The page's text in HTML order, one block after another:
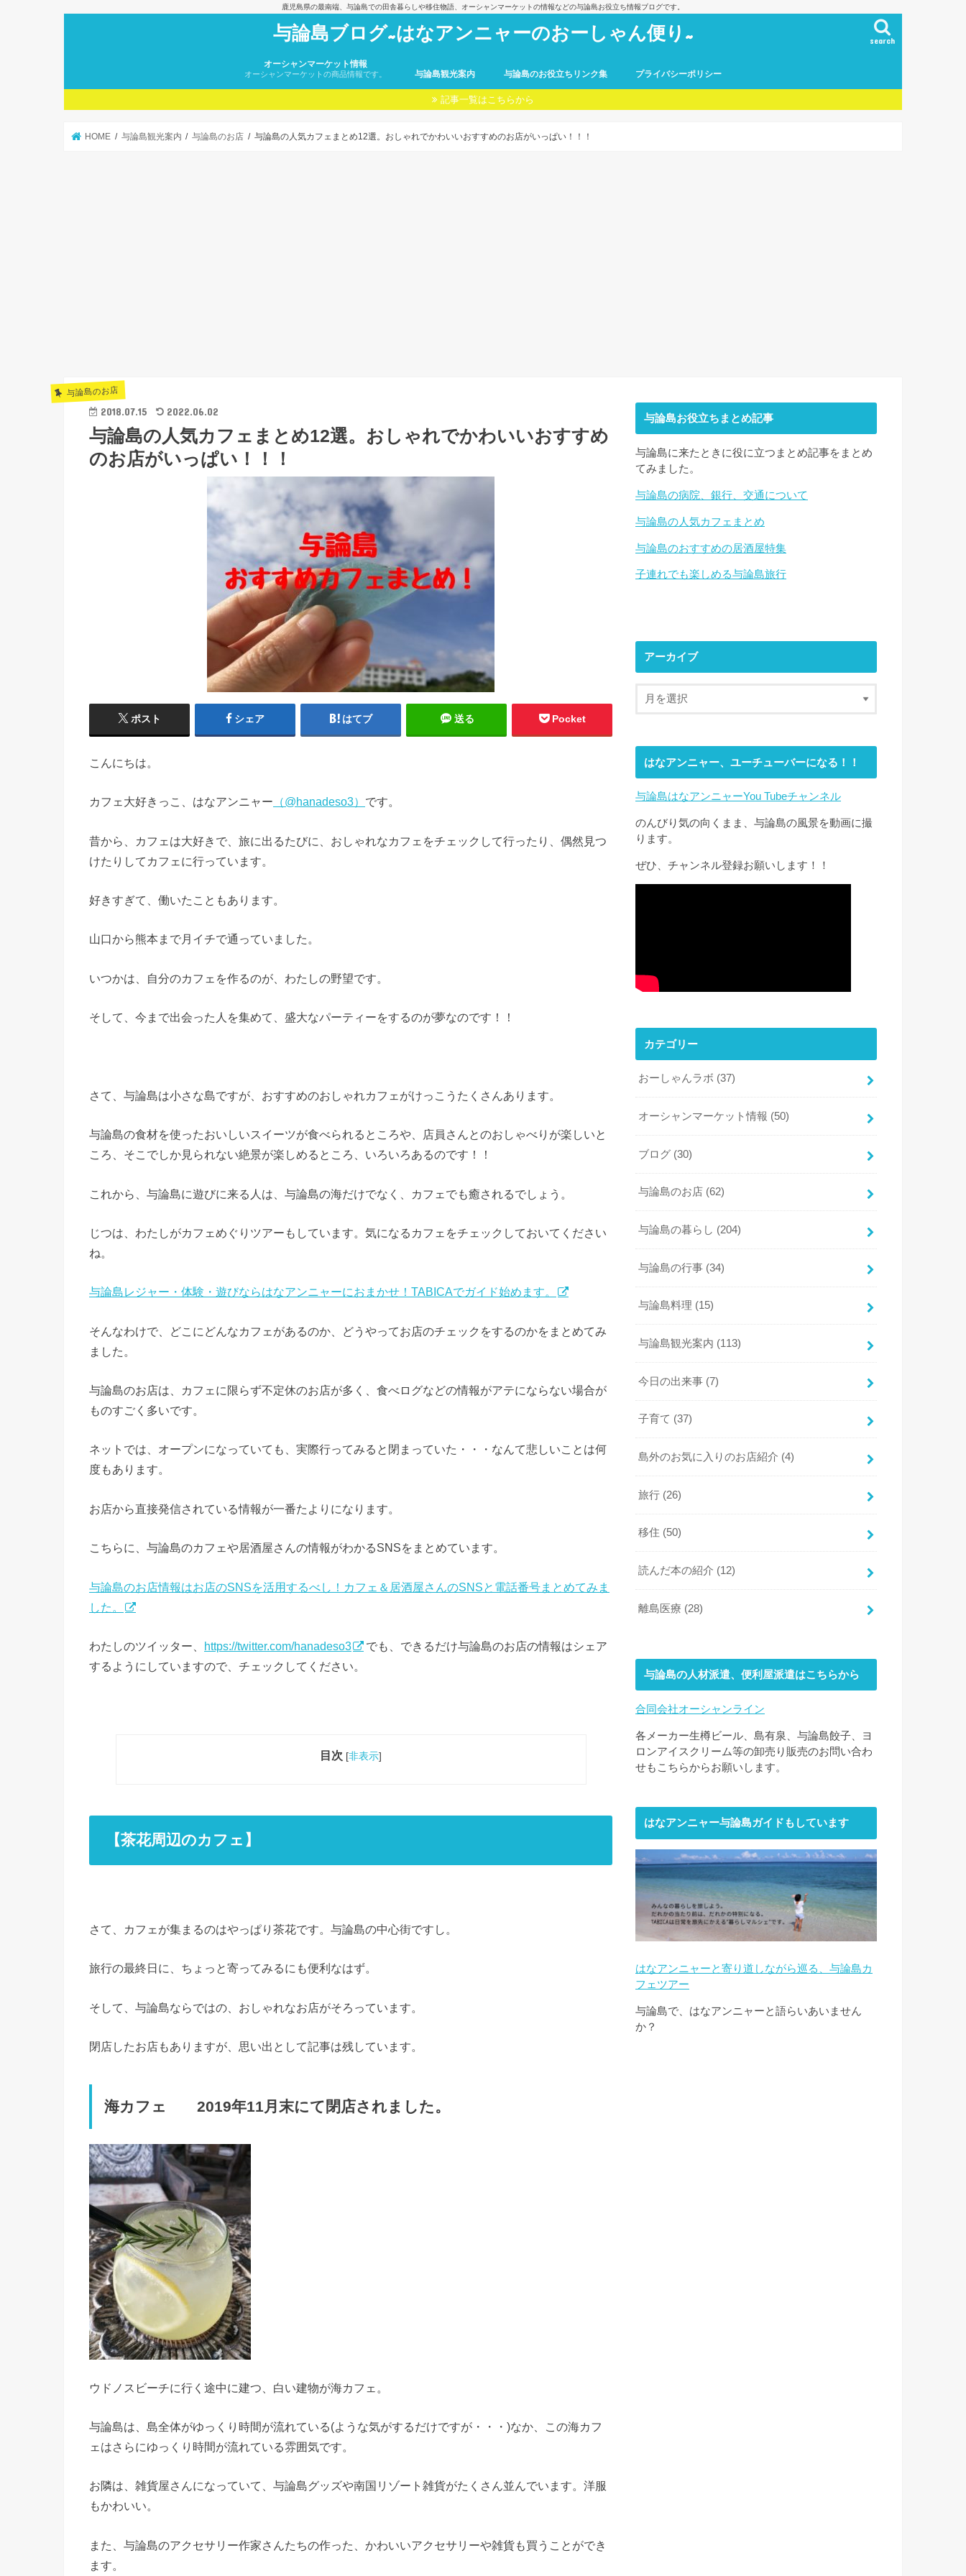
鹿児島県の最南端、与論島での田舎暮らしや移住物語、オーシャンマーケットの情報などの与論島お役立ち情報ブログです。
与論島ブログ~はなアンニャーのおーしゃん便り~ search
オーシャンマーケット情報
オーシャンマーケットの商品情報です。 与論島観光案内 与論島のお役立ちリンク集 プライバシーポリシー
記事一覧はこちらから
HOME 与論島観光案内 与論島のお店 与論島の人気カフェまとめ12選。おしゃれでかわいいおすすめのお店がいっぱい！！！
与論島のお店
2018.07.15 2022.06.02
与論島の人気カフェまとめ12選。おしゃれでかわいいおすすめ
のお店がいっぱい！！！
ポスト シェア はてブ 送る Pocket
こんにちは。
カフェ大好きっこ、はなアンニャー （@hanadeso3） です。
昔から、カフェは大好きで、旅に出るたびに、おしゃれなカフェをチェックして行ったり、偶然見つ
けたりしてカフェに行っています。
好きすぎて、働いたこともあります。
山口から熊本まで月イチで通っていました。
いつかは、自分のカフェを作るのが、わたしの野望です。
そして、今まで出会った人を集めて、盛大なパーティーをするのが夢なのです！！
さて、与論島は小さな島ですが、おすすめのおしゃれカフェがけっこうたくさんあります。
与論島の食材を使ったおいしいスイーツが食べられるところや、店員さんとのおしゃべりが楽しいと
ころ、そこでしか見られない絶景が楽しめるところ、いろいろあるのです！！
これから、与論島に遊びに来る人は、与論島の海だけでなく、カフェでも癒されるでしょう。
じつは、わたしがカフェめぐりツアーもしています。気になるカフェをチェックしておいてください
ね。
与論島レジャー・体験・遊びならはなアンニャーにおまかせ！TABICAでガイド始めます。
そんなわけで、どこにどんなカフェがあるのか、どうやってお店のチェックをするのかをまとめてみ
ました。
与論島のお店は、カフェに限らず不定休のお店が多く、食べログなどの情報がアテにならない場合が
ものすごく多いです。
ネットでは、オープンになっていても、実際行ってみると閉まっていた・・・なんて悲しいことは何
度もあります。
お店から直接発信されている情報が一番たよりになります。
こちらに、与論島のカフェや居酒屋さんの情報がわかるSNSをまとめています。
与論島のお店情報はお店のSNSを活用するべし！カフェ＆居酒屋さんのSNSと電話番号まとめてみま
した。
わたしのツイッター、 https://twitter.com/hanadeso3
でも、できるだけ与論島のお店の情報はシェア
するようにしていますので、チェックしてください。
目次 [非表示]
【茶花周辺のカフェ】
さて、カフェが集まるのはやっぱり茶花です。与論島の中心街ですし。
旅行の最終日に、ちょっと寄ってみるにも便利なはず。
そして、与論島ならではの、おしゃれなお店がそろっています。
閉店したお店もありますが、思い出として記事は残しています。
海カフェ 2019年11月末にて閉店されました。
ウドノスビーチに行く途中に建つ、白い建物が海カフェ。
与論島は、島全体がゆっくり時間が流れている(ような気がするだけですが・・・)なか、この海カフ
ェはさらにゆっくり時間が流れている雰囲気です。
お隣は、雑貨屋さんになっていて、与論島グッズや南国リゾート雑貨がたくさん並んでいます。洋服
もかわいい。
また、与論島のアクセサリー作家さんたちの作った、かわいいアクセサリーや雑貨も買うことができ
ます。
与論島お役立ちまとめ記事
与論島に来たときに役に立つまとめ記事をまとめ
てみました。
与論島の病院、銀行、交通について
与論島の人気カフェまとめ
与論島のおすすめの居酒屋特集
子連れでも楽しめる与論島旅行
アーカイブ
はなアンニャー、ユーチューバーになる！！
与論島はなアンニャーYou Tubeチャンネル
のんびり気の向くまま、与論島の風景を動画に撮
ります。
ぜひ、チャンネル登録お願いします！！
カテゴリー
おーしゃんラボ (37)
オーシャンマーケット情報 (50)
ブログ (30)
与論島のお店 (62)
与論島の暮らし (204)
与論島の行事 (34)
与論島料理 (15)
与論島観光案内 (113)
今日の出来事 (7)
子育て (37)
島外のお気に入りのお店紹介 (4)
旅行 (26)
移住 (50)
読んだ本の紹介 (12)
離島医療 (28)
与論島の人材派遣、便利屋派遣はこちらから
合同会社オーシャンライン
各メーカー生樽ビール、島有泉、与論島餃子、ヨ
ロンアイスクリーム等の卸売り販売のお問い合わ
せもこちらからお願いします。
はなアンニャー与論島ガイドもしています
はなアンニャーと寄り道しながら巡る、与論島カ
フェツアー
与論島で、はなアンニャーと語らいあいません
か？